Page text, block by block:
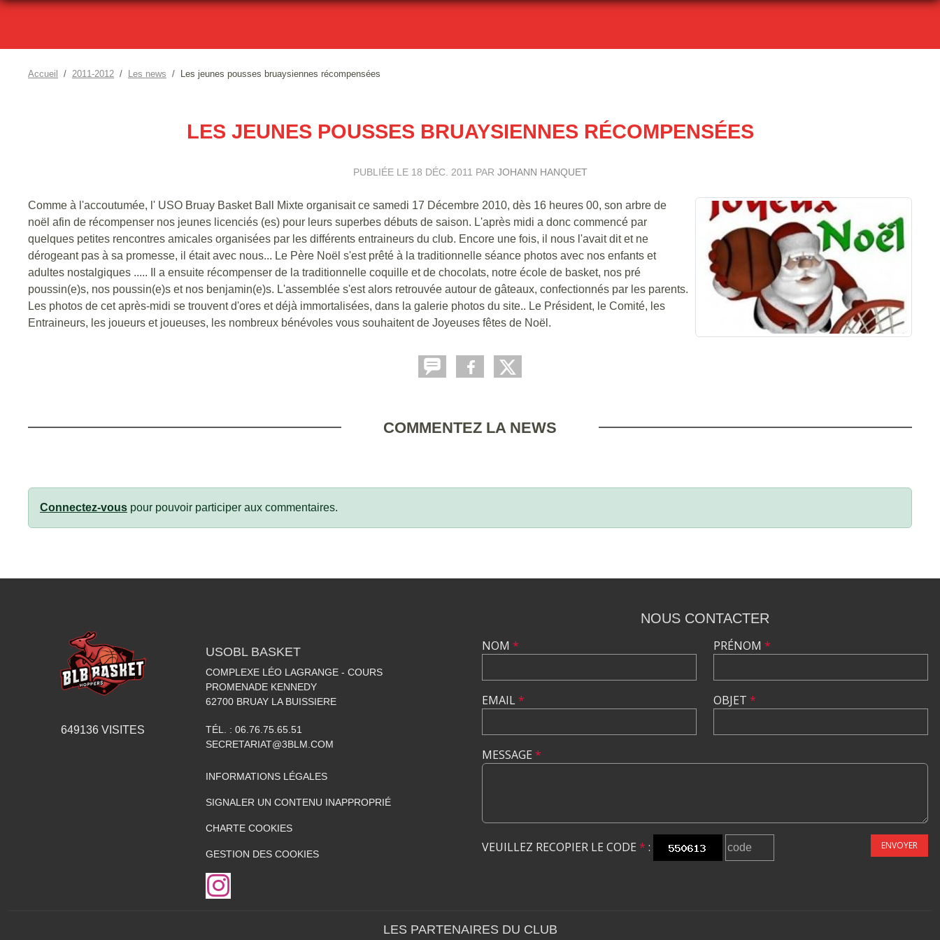
Accueil 2011-2012 Les news Les jeunes pousses bruaysiennes récompensées
LES JEUNES POUSSES BRUAYSIENNES RÉCOMPENSÉES
PUBLIÉE LE 18 DÉC. 2011 PAR JOHANN HANQUET
Comme à l'accoutumée, l' USO Bruay Basket Ball Mixte organisait ce samedi 17 Décembre 2010, dès 16 heures 00, son arbre de
noël afin de récompenser nos jeunes licenciés (es) pour leurs superbes débuts de saison. L'après midi a donc commencé par
quelques petites rencontres amicales organisées par les différents entraineurs du club. Encore une fois, il nous l'avait dit et ne
dérogeant pas à sa promesse, il était avec nous... Le Père Noël s'est prêté à la traditionnelle séance photos avec nos enfants et
adultes nostalgiques ..... Il a ensuite récompenser de la traditionnelle coquille et de chocolats, notre école de basket, nos pré
poussin(e)s, nos poussin(e)s et nos benjamin(e)s. L'assemblée s'est alors retrouvée autour de gâteaux, confectionnés par les parents.
Les photos de cet après-midi se trouvent d'ores et déjà immortalisées, dans la galerie photos du site.. Le Président, le Comité, les
Entraineurs, les joueurs et joueuses, les nombreux bénévoles vous souhaitent de Joyeuses fêtes de Noël.
COMMENTEZ LA NEWS
Connectez-vous pour pouvoir participer aux commentaires.
649136 VISITES
USOBL BASKET
COMPLEXE LÉO LAGRANGE - COURS
PROMENADE KENNEDY
62700 BRUAY LA BUISSIERE
TÉL. : 06.76.75.65.51
SECRETARIAT@3BLM.COM
INFORMATIONS LÉGALES
SIGNALER UN CONTENU INAPPROPRIÉ
CHARTE COOKIES
GESTION DES COOKIES
NOUS CONTACTER
NOM *
EMAIL*
PRÉNOM *
OBJET *
MESSAGE *
VEUILLEZ RECOPIER LE CODE * : ENVOYER
LES PARTENAIRES DU CLUB